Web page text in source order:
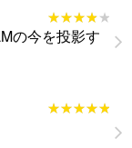
★★★★★
★★★★★
の今を投影す
★★★★★
★★★★★